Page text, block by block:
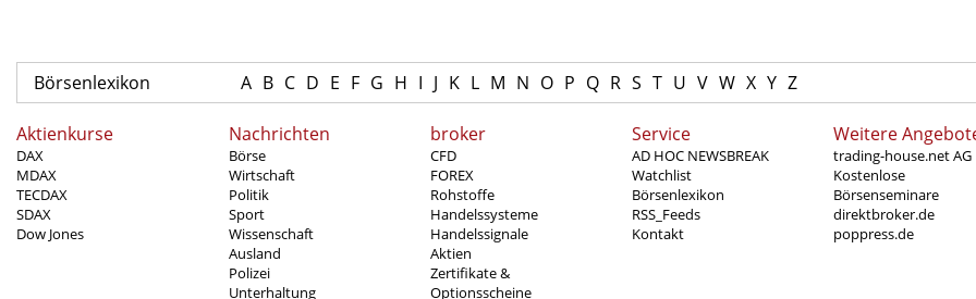
Börsenlexikon A B C D E F G H I J K L M N O P Q R S T U V W X Y Z
Aktienkurse
DAX
MDAX
TECDAX
SDAX
Dow Jones
Nachrichten
Börse
Wirtschaft
Politik
Sport
Wissenschaft
Ausland
Polizei
Unterhaltung
broker
CFD
FOREX
Rohstoffe
Handelssysteme
Handelssignale
Aktien
Zertifikate &
Optionsscheine
Service
AD HOC NEWSBREAK
Watchlist
Börsenlexikon
RSS_Feeds
Kontakt
Weitere
trading-house.net AG
Kostenlose
Börsenseminare
direktbroker.de
poppress.de